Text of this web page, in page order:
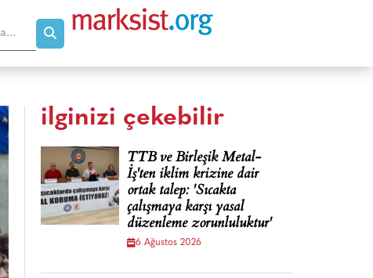
ilginizi çekebilir
TTB ve Birleşik Metal-
İş'ten iklim krizine dair
ortak talep: 'Sıcakta
çalışmaya karşı yasal
düzenleme zorunluluktur'
6 Ağustos 2026